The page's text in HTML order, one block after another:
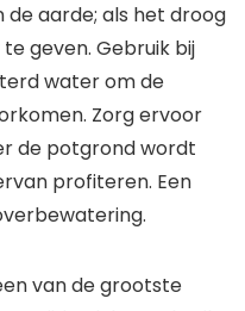
aarde; als het droog
geven. Gebruik bij
water om de
Zorg ervoor
de potgrond wordt
profiteren. Een
van de grootste